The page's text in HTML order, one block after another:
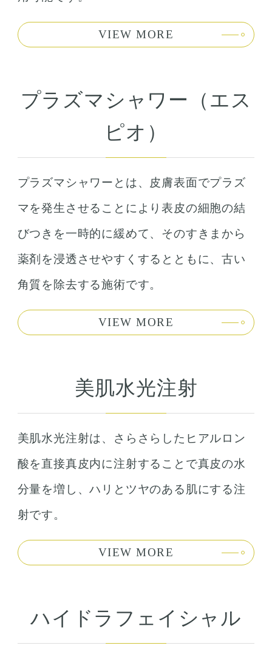
VIEW MORE
プラズマシャワー（エス
ピオ）
プラズマシャワーとは、皮膚表面でプラズ
マを発生させることにより表皮の細胞の結
びつきを一時的に緩めて、そのすきまから
薬剤を浸透させやすくするとともに、古い
角質を除去する施術です。
VIEW MORE
美肌水光注射
美肌水光注射は、さらさらしたヒアルロン
酸を直接真皮内に注射することで真皮の水
分量を増し、ハリとツヤのある肌にする注
射です。
VIEW MORE
ハイドラフェイシャル